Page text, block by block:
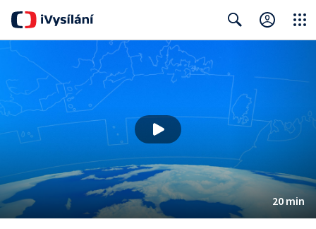
20 min